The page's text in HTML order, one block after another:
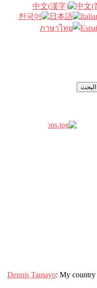
Dennis Tamayo: My country